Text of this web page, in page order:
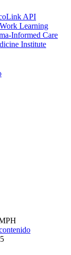
API
Learning
Informed Care
Institute